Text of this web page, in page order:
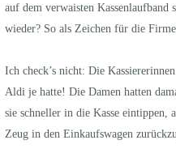
auf dem verwaisten Kassenlaufband
wieder? So als Zeichen für die
Ich check’s nicht: Die
Aldi je hatte! Die Damen hatten
sie schneller in die Kasse eintippen,
Zeug in den Einkaufswagen